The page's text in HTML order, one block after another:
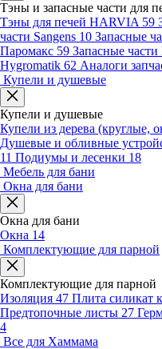
Тэны и запасные части для
Тэны для печей HARVIA 59
части Sangens 10 Запасные
Паромакс 59 Запасные части
Hygromatik 62 Аналоги
Купели и душевые
Купели и душевые
Купели из дерева (круглые,
Душевые и обливные
11 Подиумы и лесенки 18
Мебель для бани
Окна для бани
Окна для бани
Окна 14
Комплектующие для парной
Комплектующие для парной
Изоляция 47 Плита силикат
Предтопочные листы 27
4
Все для Хаммама